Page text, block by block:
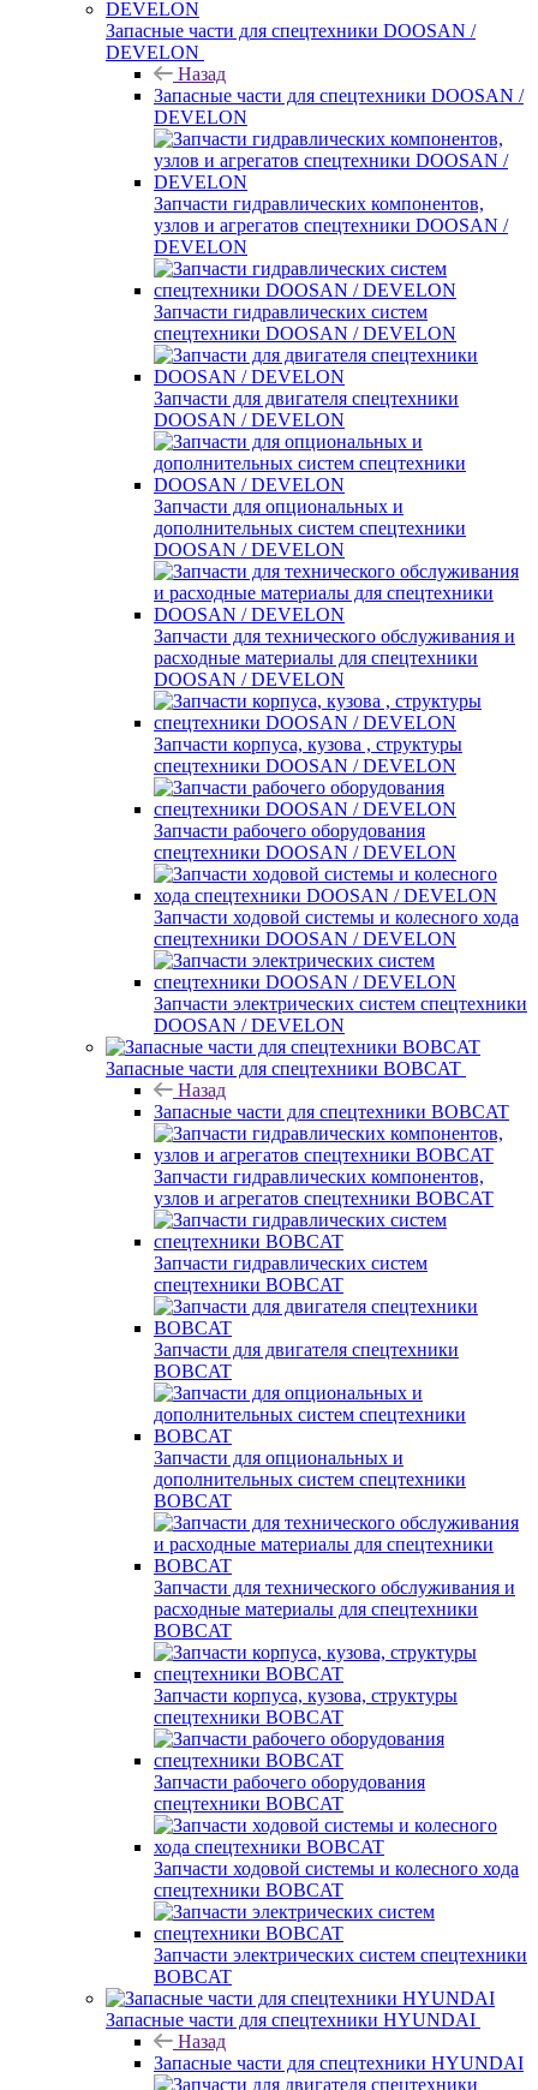
Запасные части для спецтехники DOOSAN /
DEVELON
Назад
Запасные части для спецтехники DOOSAN /
DEVELON
Запчасти гидравлических компонентов,
узлов и агрегатов спецтехники DOOSAN /
DEVELON
Запчасти гидравлических систем
спецтехники DOOSAN / DEVELON
Запчасти для двигателя спецтехники
DOOSAN / DEVELON
Запчасти для опциональных и
дополнительных систем спецтехники
DOOSAN / DEVELON
Запчасти для технического обслуживания и
расходные материалы для спецтехники
DOOSAN / DEVELON
Запчасти корпуса, кузова , структуры
спецтехники DOOSAN / DEVELON
Запчасти рабочего оборудования
спецтехники DOOSAN / DEVELON
Запчасти ходовой системы и колесного хода
спецтехники DOOSAN / DEVELON
Запчасти электрических систем спецтехники
DOOSAN / DEVELON
Запасные части для спецтехники BOBCAT
Назад
Запасные части для спецтехники BOBCAT
Запчасти гидравлических компонентов,
узлов и агрегатов спецтехники BOBCAT
Запчасти гидравлических систем
спецтехники BOBCAT
Запчасти для двигателя спецтехники
BOBCAT
Запчасти для опциональных и
дополнительных систем спецтехники
BOBCAT
Запчасти для технического обслуживания и
расходные материалы для спецтехники
BOBCAT
Запчасти корпуса, кузова, структуры
спецтехники BOBCAT
Запчасти рабочего оборудования
спецтехники BOBCAT
Запчасти ходовой системы и колесного хода
спецтехники BOBCAT
Запчасти электрических систем спецтехники
BOBCAT
Запасные части для спецтехники HYUNDAI
Назад
Запасные части для спецтехники HYUNDAI